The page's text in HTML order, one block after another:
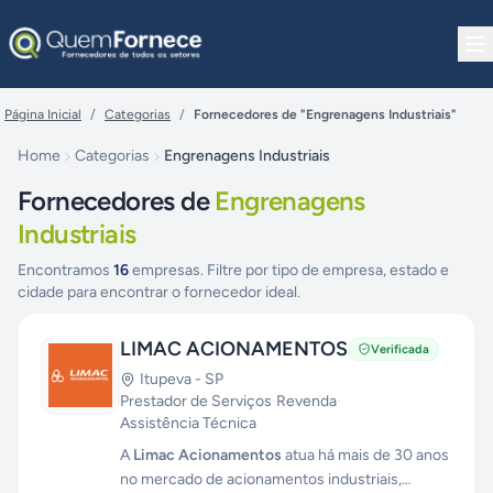
Página Inicial / Categorias / Fornecedores de "Engrenagens Industriais"
Home Categorias Engrenagens Industriais
Fornecedores de Engrenagens
Industriais
Encontramos 16empresas. Filtre por tipo de empresa, estado e
cidade para encontrar o fornecedor ideal.
LIMAC ACIONAMENTOS Verificada
Itupeva - SP
Prestador de Serviços·Revenda·
Assistência Técnica
A Limac Acionamentos atua há mais de 30 anos
no mercado de acionamentos industriais,